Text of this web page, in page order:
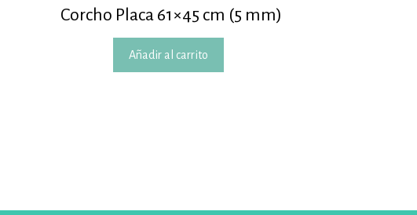
Corcho Placa 61×45 cm (5 mm)
Añadir al carrito